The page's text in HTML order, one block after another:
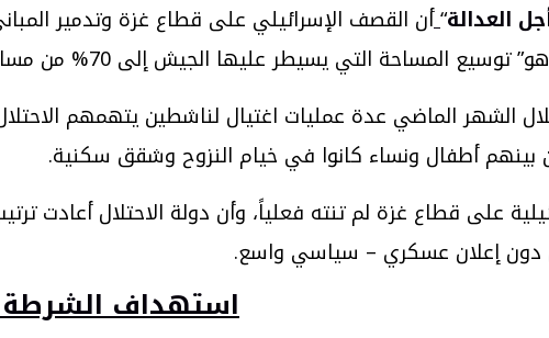
العدالة“أن القصف الإسرائيلي على قطاع غزة وتدمير
يسيطر عليها الجيش إلى 70% من مساحة غزة واحتمالية عودة الاستيطان لمناطق شمال القطاع.
بينهم أطفال ونساء كانوا في خيام النزوح وشقق سكنية.
على قطاع غزة لم تنته فعلياً، وأن دولة الاحتلال أعادت
دون إعلان عسكري – سياسي واسع.
استهداف